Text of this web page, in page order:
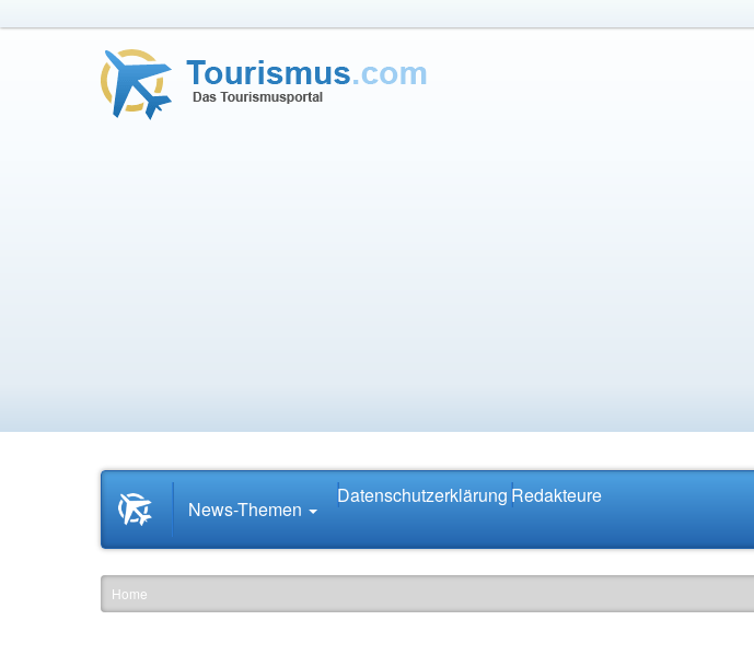
Startseite
News.Tourismus.com
News-Themen
Datenschutzerklärung Redakteure
Home